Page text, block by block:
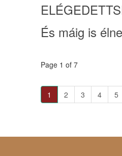
És máig is
Page 1 of 7
1 2 3 4 5